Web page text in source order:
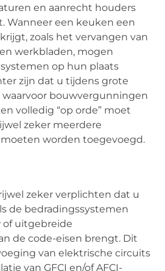
en aanrecht houders
Wanneer een keuken een
zoals het vervangen van
werkbladen, mogen
op hun plaats
zijn dat u tijdens grote
bouwvergunningen
volledig “op orde” moet
zeker meerdere
worden toegevoegd.
zeker verplichten dat u
de bedradingssystemen
uitgebreide
de code-eisen brengt. Dit
van elektrische circuits
van GFCI en/of AFCI-